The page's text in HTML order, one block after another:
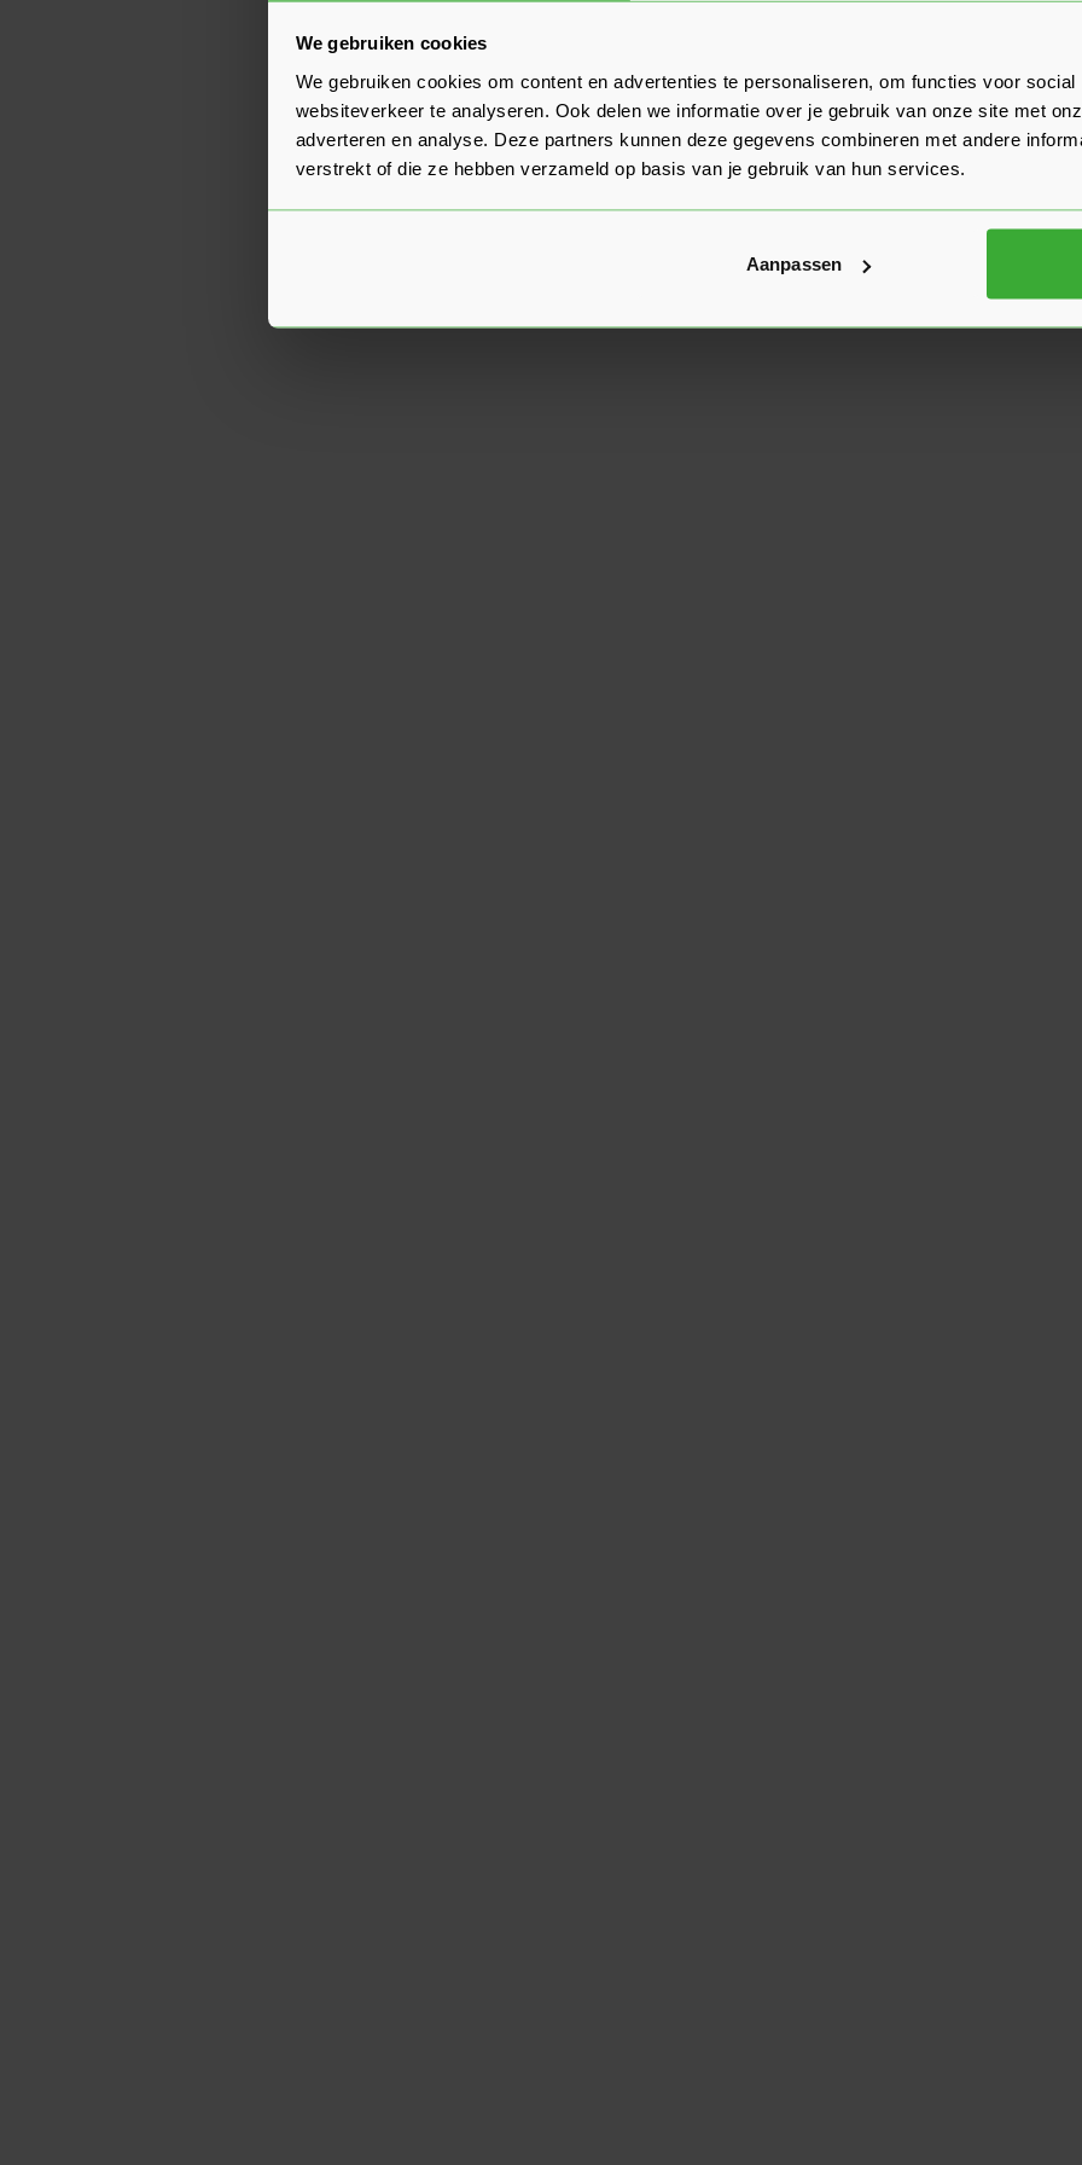
We gebruiken cookies
We gebruiken cookies om content en advertenties te personaliseren, om functies voor
websiteverkeer te analyseren. Ook delen we informatie over je gebruik van onze site met
adverteren en analyse. Deze partners kunnen deze gegevens combineren met andere
verstrekt of die ze hebben verzameld op basis van je gebruik van hun services.
Aanpassen